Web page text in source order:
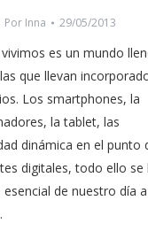
Por Inna 29/05/2013
es un mundo
que llevan
Los smartphones, la
la tablet, las
dinámica en el punto
digitales, todo ello se
de nuestro día